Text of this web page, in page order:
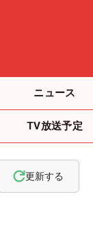
ニュース
TV放送予定
更新する